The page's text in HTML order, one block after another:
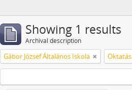
Showing 1 results
Archival description
Gábor József Általános Iskola Oktatás